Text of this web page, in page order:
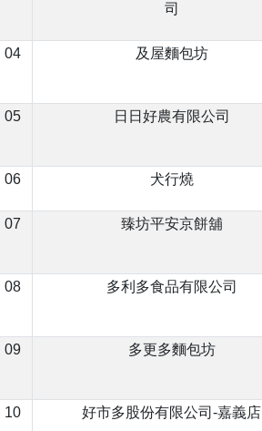
司
04 及屋麵包坊
05 日日好農有限公司
06 犬行燒
07 臻坊平安京餅舖
08 多利多食品有限公司
09 多更多麵包坊
10 好市多股份有限公司-嘉義店